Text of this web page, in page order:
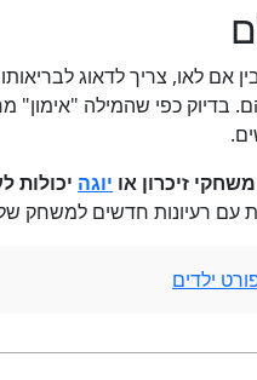
אם לאו, צריך לדאוג
בדיוק כפי שהמילה "אימון"
זיכרון או יוגה יכולות
עם רעיונות חדשים למשחק שלו
ילדים